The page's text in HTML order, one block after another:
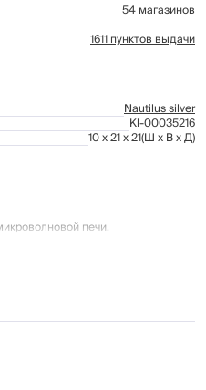
54 магазинов
1611 пунктов выдачи
Nautilus silver
Kl-00035216
10 x 21 x 21(Ш x В x Д)
печи.
моющих средств